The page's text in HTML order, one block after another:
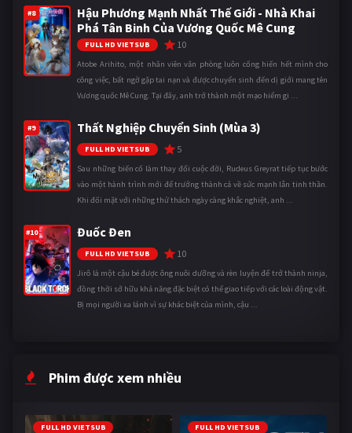
#8
Hậu Phương Mạnh Nhất Thế Giới - Nhà Khai
Phá Tân Binh Của Vương Quốc Mê Cung
FULL HD VIETSUB 10
Atobe Arihito, một nhân viên văn phòng luôn cống hiến hết mình cho
công việc, bất ngờ gặp tai nạn và được chuyển sinh đến dị giới mang tên
Vương quốc Mê Cung. Tại đây, anh trở thành một mạo hiểm gi ...
#9 Thất Nghiệp Chuyển Sinh (Mùa 3)
FULL HD VIETSUB 5
Sau những biến cố làm thay đổi cuộc đời, Rudeus Greyrat tiếp tục bước
vào một hành trình mới để trưởng thành cả về sức mạnh lẫn tinh thần.
Khi đối mặt với những thử thách ngày càng khắc nghiệt, anh ...
#10 Đuốc Đen
FULL HD VIETSUB 10
Jirô là một cậu bé được ông nuôi dưỡng và rèn luyện để trở thành ninja,
đồng thời sở hữu khả năng đặc biệt có thể giao tiếp với các loài động vật.
Bị mọi người xa lánh vì sự khác biệt của mình, cậu ...
Phim được xem nhiều
FULL HD VIETSUB FULL HD VIETSUB